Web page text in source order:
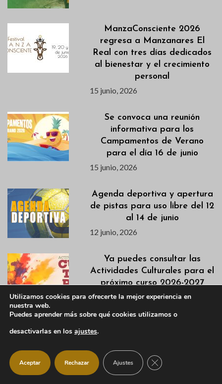
ManzaConsciente 2026
regresa a Manzanares El
Real con tres días dedicados
al bienestar y el crecimiento
personal
15 junio, 2026
Se convoca una reunión
informativa para los
Campamentos de Verano
para el día 16 de junio
15 junio, 2026
Agenda deportiva y apertura
de pistas para uso libre del 12
al 14 de junio
12 junio, 2026
Ya puedes consultar las
Actividades Culturales para el
próximo curso 2026-2027
11 junio, 2026
Municipal queda aplazada
incidencia técnica
11 junio, 2026
Utilizamos cookies para ofrecerte la mejor experiencia en
nuestra web.
Puedes aprender más sobre qué cookies utilizamos o
desactivarlas en los ajustes.
Aceptar Rechazar Ajustes CERRAR EL